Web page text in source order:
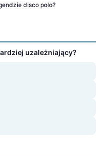
disco polo?
uzależniający?